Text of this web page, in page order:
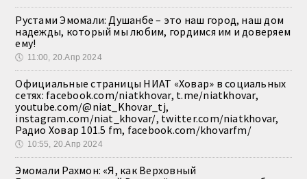
Рустами Эмомали: Душанбе – это наш город, наш дом
надежды, который мы любим, гордимся им и доверяем
ему!
🕔 11:00, 20.Апр 2024
Официальные страницы НИАТ «Ховар» в социальных
сетях: facebook.com/niatkhovar, t.me/niatkhovar,
youtube.com/@niat_Khovar_tj,
instagram.com/niat_khovar/, twitter.com/niatkhovar,
Радио Ховар 101.5 fm, facebook.com/khovarfm/
🕔 10:55, 20.Апр 2024
Эмомали Рахмон: «Я, как Верховный